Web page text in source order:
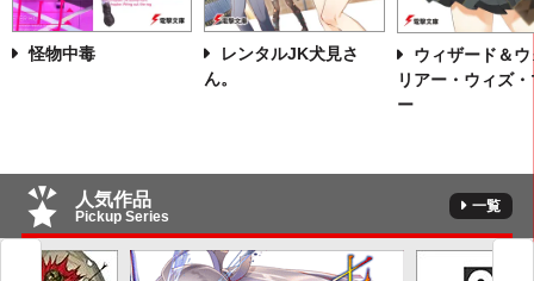
怪物中毒
レンタルJK犬見さ
ん。
ウィザード＆ウ
リアー・ウィズ
ー
人気作品
Pickup Series
一覧